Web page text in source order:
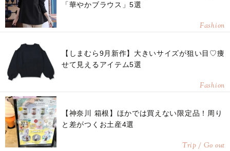
「華やかブラウス」5選
Fashion
【しまむら9月新作】大きいサイズが狙い目♡痩
せて見えるアイテム5選
Fashion
【神奈川 箱根】ほかでは買えない限定品！周り
と差がつくお土産4選
Trip / Go out